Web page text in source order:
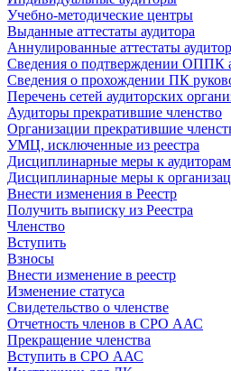
Учебно-методические центры
Выданные аттестаты аудитора
Аннулированные аттестаты
Сведения о подтверждении ОППК
Сведения о прохождении ПК
Перечень сетей аудиторских
Аудиторы прекратившие членство
Организации прекратившие
УМЦ, исключенные из реестра
Дисциплинарные меры к аудиторам
Дисциплинарные меры к
Внести изменения в Реестр
Получить выписку из Реестра
Членство
Вступить
Взносы
Внести изменение в реестр
Изменение статуса
Свидетельство о членстве
Отчетность членов в СРО ААС
Прекращение членства
Вступить в СРО ААС